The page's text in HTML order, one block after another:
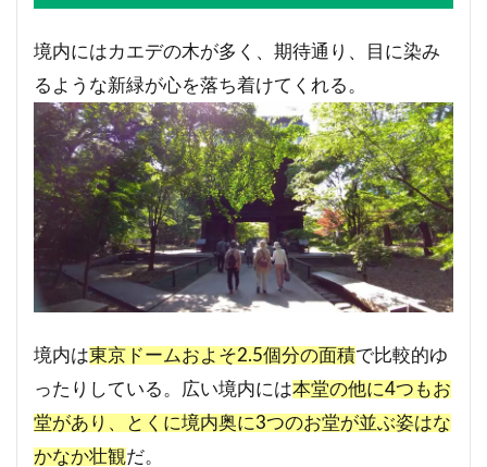
境内にはカエデの木が多く、期待通り、目に染み
るような新緑が心を落ち着けてくれる。
境内は東京ドームおよそ2.5個分の面積で比較的ゆ
ったりしている。広い境内には本堂の他に4つもお
堂があり、とくに境内奥に3つのお堂が並ぶ姿はな
かなか壮観だ。